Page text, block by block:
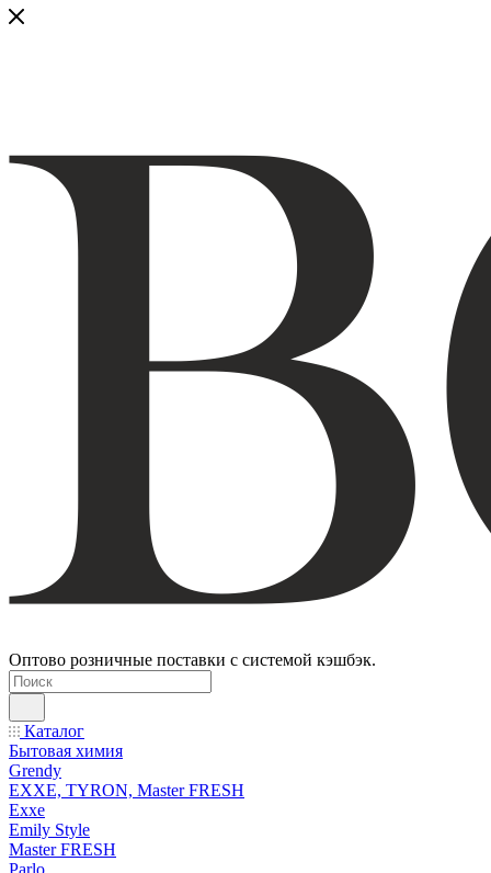
Оптово розничные поставки с системой кэшбэк.
Каталог
Бытовая химия
Grendy
EXXE, TYRON, Master FRESH
Exxe
Emily Style
Master FRESH
Parlo